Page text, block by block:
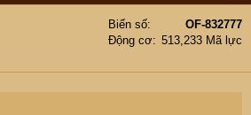
Biển số
OF-832777
Động cơ
513,233 Mã lực